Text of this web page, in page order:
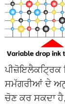
ਪੀਜ਼ੋਇਲੈਕਟ੍ਰਿਕ
ਸਮੱਗਰੀਆਂ ਦੇ
ਚੋਣ ਕਰ ਸਕਦਾ